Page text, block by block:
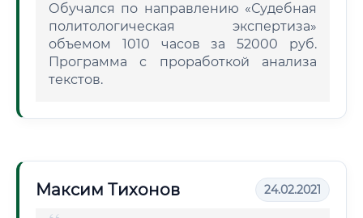
Обучался по направлению «Судебная
политологическая экспертиза»
объемом 1010 часов за 52000 руб.
Программа с проработкой анализа
текстов.
Максим Тихонов 24.02.2021